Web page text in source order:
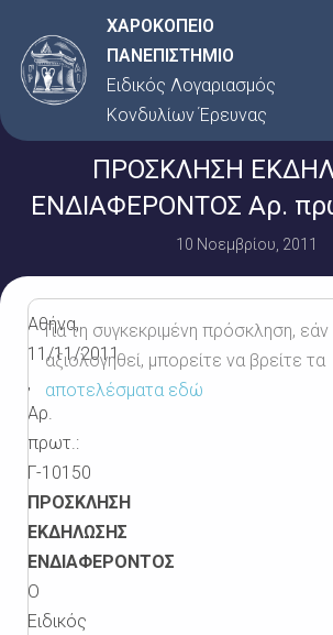
στο
περιεχόμενο
ΧΑΡΟΚΟΠΕΙΟ
ΠΑΝΕΠΙΣΤΗΜΙΟ
Ειδικός Λογαριασμός
Κονδυλίων Έρευνας
ΠΡΟΣΚΛΗΣΗ
ΕΝΔΙΑΦΕΡΟΝΤΟΣ Αρ.
10 Νοεμβρίου, 2011
Αθήνα,
11/11/2011
,
Αρ.
πρωτ.:
Γ-10150
ΠΡΟΣΚΛΗΣΗ
ΕΚΔΗΛΩΣΗΣ
ΕΝΔΙΑΦΕΡΟΝΤΟΣ
Ο
Ειδικός
Για τη συγκεκριμένη πρόσκληση, εάν
αξιολογηθεί, μπορείτε να βρείτε τα
αποτελέσματα εδώ